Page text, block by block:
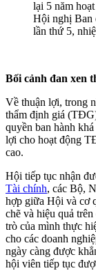
Hội nghị Ban
lần thứ 5,
Bối cảnh đan xen
Về thuận lợi, trong
thẩm định giá
quyền ban hành
lợi cho hoạt động
cao.
Hội tiếp tục nhận
Tài chính, các Bộ,
hợp giữa Hội và cơ
chẽ và hiệu quả
trò của mình thực
cho các doanh
ngày càng được
hội viên tiếp tục